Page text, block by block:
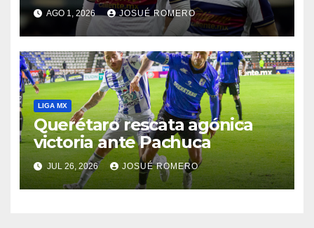
AGO 1, 2026 JOSUÉ ROMERO
LIGA MX
Querétaro rescata agónica
victoria ante Pachuca
JUL 26, 2026 JOSUÉ ROMERO